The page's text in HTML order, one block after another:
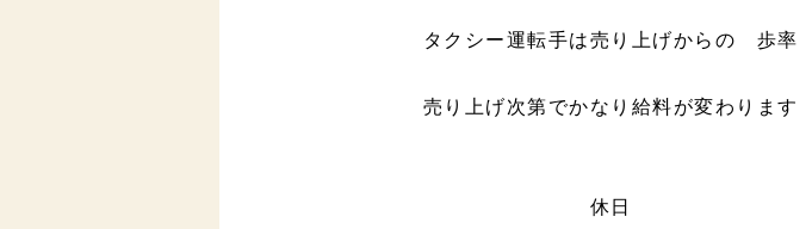
タクシー運転手は売り上げからの 歩率
売り上げ次第でかなり給料が変わります
休日